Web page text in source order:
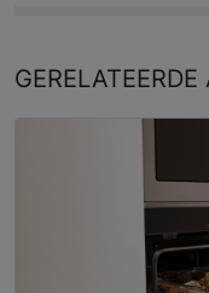
GERELATEERDE